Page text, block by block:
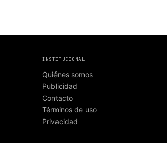
INSTITUCIONAL
Quiénes somos
Publicidad
Contacto
Términos de uso
Privacidad